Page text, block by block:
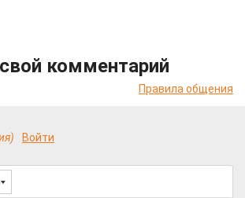
комментарий
Правила общения
Войти